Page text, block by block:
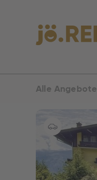
Alle Angebote